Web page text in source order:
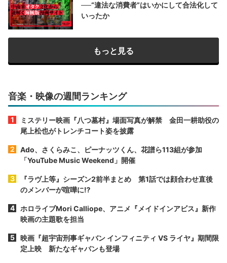
──“違法な消費者”はいかにして合法化して
いったか
もっと見る
音楽・映像の週間ランキング
ミステリー映画『八つ墓村』場面写真が解禁 金田一耕助役の
尾上松也がトレンチコート姿を披露
Ado、さくらみこ、ピーナッツくん、花譜ら113組が参加
「YouTube Music Weekend」開催
『ラヴ上等』シーズン2前半まとめ 第1話では顔合わせ直後
のメンバーが喧嘩に⁉︎
ホロライブMori Calliope、アニメ『メイドインアビス』新作
映画の主題歌を担当
映画『超宇宙刑事ギャバン インフィニティ VS ライヤ』期間限
定上映 新たなギャバンも登場